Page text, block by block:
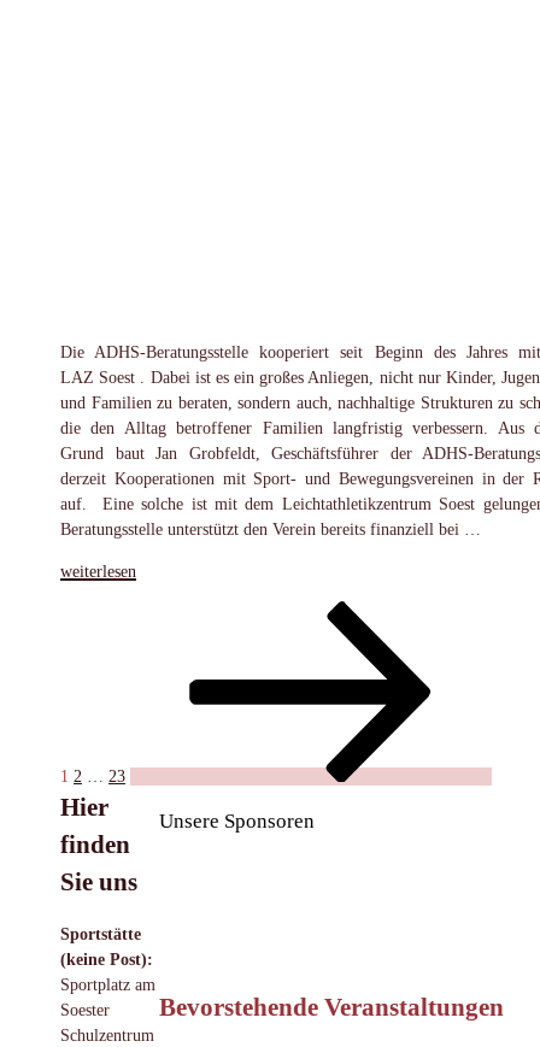
Die ADHS-Beratungsstelle kooperiert seit Beginn des Jahres
LAZ Soest . Dabei ist es ein großes Anliegen, nicht nur Kinder,
und Familien zu beraten, sondern auch, nachhaltige Strukturen zu
die den Alltag betroffener Familien langfristig verbessern. Aus
Grund baut Jan Grobfeldt, Geschäftsführer der ADHS-
derzeit Kooperationen mit Sport- und Bewegungsvereinen in der
auf. Eine solche ist mit dem Leichtathletikzentrum Soest
Beratungsstelle unterstützt den Verein bereits finanziell bei …
„Berührungsängste
weiterlesen
1 2 23
Unsere Sponsoren
Bevorstehende Veranstaltungen
Hier
finden
Sie uns
Sportstätte
(keine Post):
Sportplatz am
Soester
Schulzentrum